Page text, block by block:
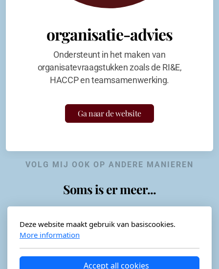
organisatie-advies
Ondersteunt in het maken van
organisatevraagstukken zoals de RI&E,
HACCP en teamsamenwerking.
Ga naar de website
VOLG MIJ OOK OP ANDERE MANIEREN
Soms is er meer...
Horeca-advies
Deze website maakt gebruik van basiscookies.
More information
Accept all cookies